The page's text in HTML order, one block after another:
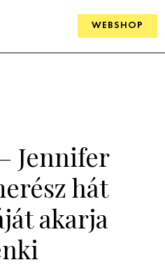
WEBSHOP
Jennifer
hát
akarja